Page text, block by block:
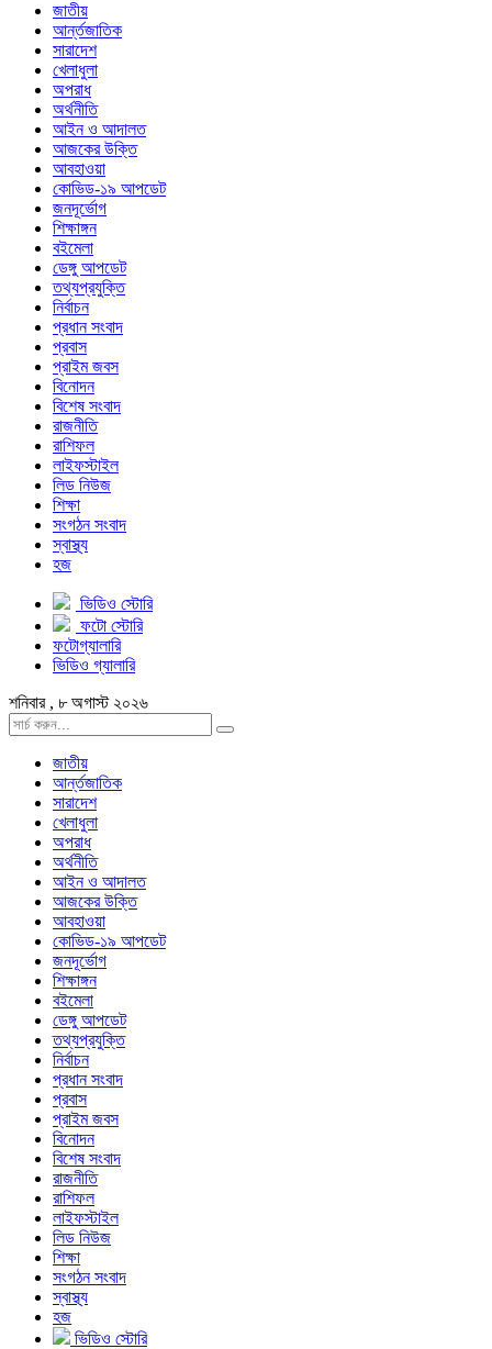
জাতীয়
আর্ন্তজাতিক
সারাদেশ
খেলাধুলা
অপরাধ
অর্থনীতি
আইন ও আদালত
আজকের উক্তি
আবহাওয়া
কোভিড-১৯ আপডেট
জনদূর্ভোগ
শিক্ষাঙ্গন
বইমেলা
ডেঙ্গু আপডেট
তথ্যপ্রযুক্তি
নির্বাচন
প্রধান সংবাদ
প্রবাস
প্রাইম জবস
বিনোদন
বিশেষ সংবাদ
রাজনীতি
রাশিফল
লাইফস্টাইল
লিড নিউজ
শিক্ষা
সংগঠন সংবাদ
স্বাস্থ্য
হজ
ভিডিও স্টোরি
ফটো স্টোরি
ফটোগ্যালারি
ভিডিও গ্যালারি
শনিবার , ৮ অগাস্ট ২০২৬
জাতীয়
আর্ন্তজাতিক
সারাদেশ
খেলাধুলা
অপরাধ
অর্থনীতি
আইন ও আদালত
আজকের উক্তি
আবহাওয়া
কোভিড-১৯ আপডেট
জনদূর্ভোগ
শিক্ষাঙ্গন
বইমেলা
ডেঙ্গু আপডেট
তথ্যপ্রযুক্তি
নির্বাচন
প্রধান সংবাদ
প্রবাস
প্রাইম জবস
বিনোদন
বিশেষ সংবাদ
রাজনীতি
রাশিফল
লাইফস্টাইল
লিড নিউজ
শিক্ষা
সংগঠন সংবাদ
স্বাস্থ্য
হজ
ভিডিও স্টোরি